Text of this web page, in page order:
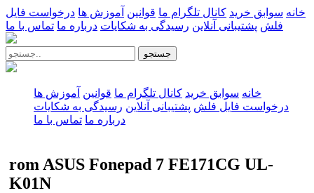
خانه سوابق خرید کانال تلگرام ما قوانین آموزش ها درخواست فایل
فلش پشتیبانی آنلاین رسیدگی به شکایات درباره ما تماس با ما
جستجو
خانه سوابق خرید کانال تلگرام ما قوانین آموزش ها
درخواست فایل فلش پشتیبانی آنلاین رسیدگی به شکایات
درباره ما تماس با ما
rom ASUS Fonepad 7 FE171CG UL-
K01N